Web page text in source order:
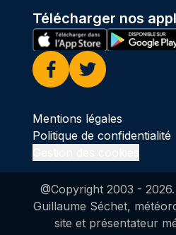
Télécharger nos
Facebook
Twitter
Mentions légales
Politique de confidentialité
@Copyright 2003 - 2026
Guillaume Séchet,
site et présentateur